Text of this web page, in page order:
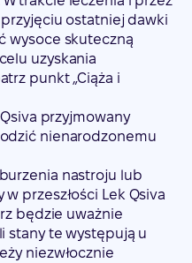
ostatniej dawki
wysoce skuteczną
uzyskania
punkt „Ciąża i
przyjmowany
nienarodzonemu
nastroju lub
przeszłości Lek Qsiva
będzie uważnie
stany te występują u
niezwłocznie